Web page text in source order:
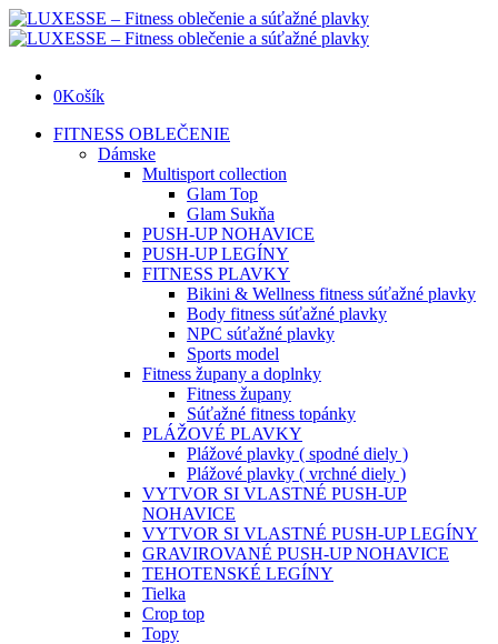
0Košík
FITNESS OBLEČENIE
Dámske
Multisport collection
Glam Top
Glam Sukňa
PUSH-UP NOHAVICE
PUSH-UP LEGÍNY
FITNESS PLAVKY
Bikini & Wellness fitness súťažné plavky
Body fitness súťažné plavky
NPC súťažné plavky
Sports model
Fitness župany a doplnky
Fitness župany
Súťažné fitness topánky
PLÁŽOVÉ PLAVKY
Plážové plavky ( spodné diely )
Plážové plavky ( vrchné diely )
VYTVOR SI VLASTNÉ PUSH-UP
NOHAVICE
VYTVOR SI VLASTNÉ PUSH-UP LEGÍNY
GRAVIROVANÉ PUSH-UP NOHAVICE
TEHOTENSKÉ LEGÍNY
Tielka
Crop top
Topy